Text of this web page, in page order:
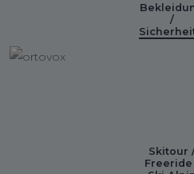
/
Skitour
Freeride